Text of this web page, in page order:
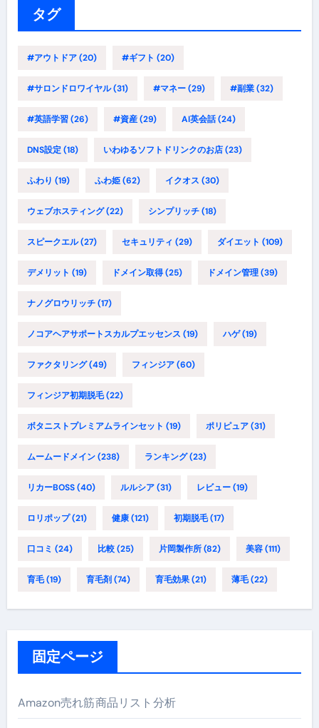
タグ
#アウトドア(20) #ギフト (20)
#サロンドロワイヤル(31) #マネー(29) #副業(32)
#英語学習(26) #資産(29) AI英会話(24)
DNS設定(18) いわゆるソフトドリンクのお店(23)
ふわり (19) ふわ姫(62) イクオス (30)
ウェブホスティング(22) シンプリッチ(18)
スピークエル(27) セキュリティ (29) ダイエット (109)
デメリット (19) ドメイン取得(25) ドメイン管理(39)
ナノグロウリッチ(17)
ノコアヘアサポートスカルプエッセンス (19) ハゲ(19)
ファクタリング(49) フィンジア(60)
フィンジア初期脱毛(22)
ボタニストプレミアムラインセット (19) ポリピュア(31)
ムームードメイン(238) ランキング(23)
リカーBOSS(40) ルルシア(31) レビュー(19)
ロリポップ(21) 健康(121) 初期脱毛(17)
口コミ (24) 比較(25) 片岡製作所(82) 美容(111)
育毛(19) 育毛剤(74) 育毛効果(21) 薄毛(22)
固定ページ
Amazon売れ筋商品リスト分析